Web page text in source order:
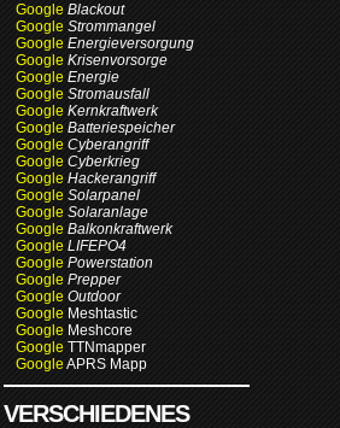
Google Blackout
Google Strommangel
Google Energieversorgung
Google Krisenvorsorge
Google Energie
Google Stromausfall
Google Kernkraftwerk
Google Batteriespeicher
Google Cyberangriff
Google Cyberkrieg
Google Hackerangriff
Google Solarpanel
Google Solaranlage
Google Balkonkraftwerk
Google LIFEPO4
Google Powerstation
Google Prepper
Google Outdoor
Google Meshtastic
Google Meshcore
Google TTNmapper
Google APRS Mapp
VERSCHIEDENES